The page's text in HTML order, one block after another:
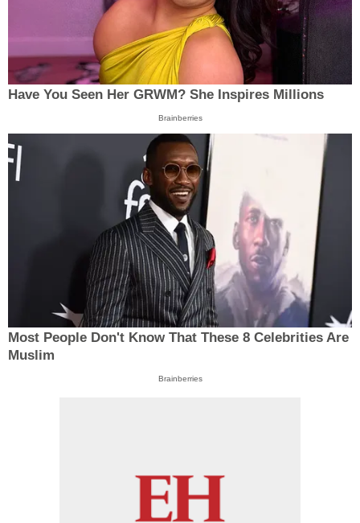
Have You Seen Her GRWM? She Inspires Millions
Brainberries
Most People Don't Know That These 8 Celebrities Are
Muslim
Brainberries